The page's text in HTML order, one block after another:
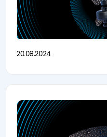
20.08.2024